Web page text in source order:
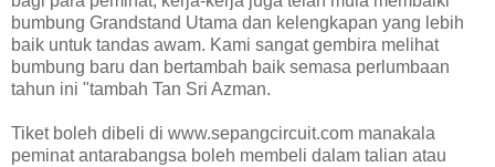
bumbung Grandstand Utama dan kelengkapan yang lebih
baik untuk tandas awam. Kami sangat gembira melihat
bumbung baru dan bertambah baik semasa perlumbaan
tahun ini "tambah Tan Sri Azman.
Tiket boleh dibeli di www.sepangcircuit.com manakala
peminat antarabangsa boleh membeli dalam talian atau